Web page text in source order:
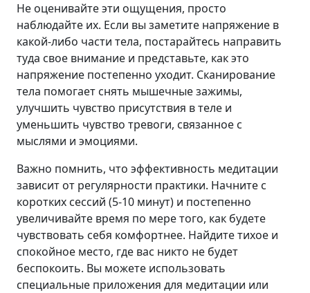
Не оценивайте эти ощущения, просто
наблюдайте их. Если вы заметите напряжение в
какой-либо части тела, постарайтесь направить
туда свое внимание и представьте, как это
напряжение постепенно уходит. Сканирование
тела помогает снять мышечные зажимы,
улучшить чувство присутствия в теле и
уменьшить чувство тревоги, связанное с
мыслями и эмоциями.
Важно помнить, что эффективность медитации
зависит от регулярности практики. Начните с
коротких сессий (5-10 минут) и постепенно
увеличивайте время по мере того, как будете
чувствовать себя комфортнее. Найдите тихое и
спокойное место, где вас никто не будет
беспокоить. Вы можете использовать
специальные приложения для медитации или